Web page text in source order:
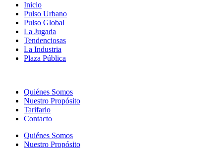
Inicio
Pulso Urbano
Pulso Global
La Jugada
Tendenciosas
La Industria
Plaza Pública
Quiénes Somos
Nuestro Propósito
Tarifario
Contacto
Quiénes Somos
Nuestro Propósito